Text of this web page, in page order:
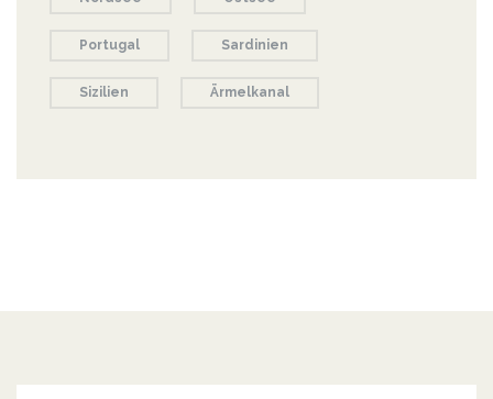
Portugal Sardinien
Sizilien Ärmelkanal